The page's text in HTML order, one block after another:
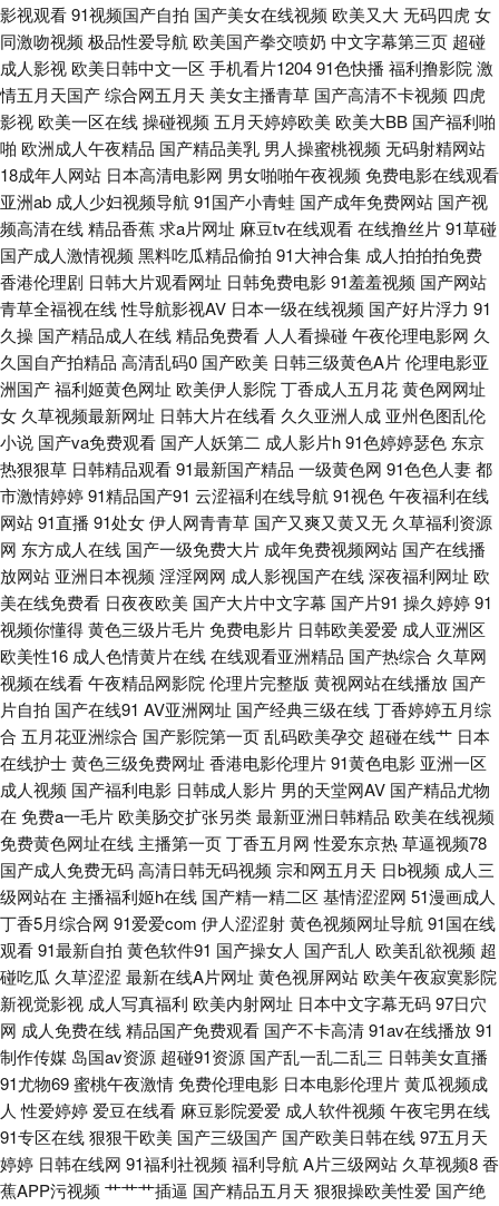
久草视频视频 微拍福利一区 97超碰护士 韩国av啪啪 玖玖福利导航 欧美性爱
成人综合 在线视频撸 91新网址 超碰导航97 午夜影院7763 97碰人人操 超碰
香蕉福利 激情色图日韩 美女九一视频 日本人人操 在线电影黄色 91视频网页
操碰福利 国产91福利 91美女艹逼网站 国产精品播放 欧美在线电影群P 四虎
影院人妻 亚洲少妇午夜激情 草逼福利视频导航 国产精品九九精品 欧美性天
天操 91小视频黄 精东A片 欧美成人中文在线 亚洲天堂有码 91无码超碰爱搞
国产午夜高清 青娱乐99 婷婷五月花影院 91地址网址 九一视频道免费 午夜插
逼网址网站 做爱网站91 日韩城人电影 伊人久久婷婷 av91网址导航 国内肏
屄视频 三级国产字幕 伊人久久免费 黄色先锋资源 瑟瑟瑟瑟无码97 www黄
淫 国产肛交91 日本精品中文字幕 午夜日韩AV 91久久一 www9热 国产操性
青娱乐论坛91 婷婷精品国产一区 欧美涩涩视频 91看斤 国产精品白 久草电影
网 欧美一欧二欧肏屄 丝袜美腿性交 影音AV资源站 大香蕉综合 韩国青草无码
观看 亚洲AV色片爱豆 成人综合色图 欧美人妻自慰 亚洲爱爱爱含羞草 日韩成
人大片 avttbt 国产精品v 丝袜足交影视 爱豆视频 日韩欧美另类视频 超碰激情
网 欧洲人妖内射 午夜免费大片 91人人妻人人操 激情青青草 欧美骚网 视频
一区11 最新91国产视频 www91曰本 日韩毛片网 AV福利午夜导航 狼友成人
在线 日韩色站导航 97人人爽人人爽 福利社嫩草一二 狼友com 日本高清乱 亚
洲网址黄色 久草视屏网 91夫妻交换视频 超碰福利av 欧美性爱导航 婷婷午夜
91看片成人版 肏屄彰武 黑丝瘙逼 欧美性爱一区 午夜理论 91视频影院 人人
艹艹 免费欧美A片视频 午夜狼友AV 97人人爽 福利导航在线 免费网站91 天
天射夜夜操 菠萝AV在线电影 精品久久欧洲 91久久 久草视频福利 伊人淫乱
影视 AV先锋影音巨乳 国模91 欧美色逼 天天天肏 ts男娘激情 国产视频欧美
影视观看91视频国产自拍 国产美女在线视频 欧美又大无码四虎女
同激吻视频 极品性爱导航 欧美国产拳交喷奶 中文字幕第三页 超碰
成人影视 欧美日韩中文一区 手机看片120491色快播 福利撸影院 激
情五月天国产综合网五月天 美女主播青草 国产高清不卡视频 四虎
影视 欧美一区在线操碰视频 五月天婷婷欧美 欧美大BB 国产福利啪
啪 欧洲成人午夜精品 国产精品美乳 男人操蜜桃视频 无码射精网站
18成年人网站 日本高清电影网 男女啪啪午夜视频 免费电影在线观看
亚洲ab 成人少妇视频导航 91国产小青蛙 国产成年免费网站 国产视
频高清在线精品香蕉求a片网址 麻豆tv在线观看在线撸丝片91草碰
国产成人激情视频 黑料吃瓜精品偷拍 91大神合集 成人拍拍拍免费
香港伦理剧 日韩大片观看网址 日韩免费电影91羞羞视频 国产网站
青草全福视在线性导航影视AV 日本一级在线视频 国产好片浮力 91
久操 国产精品成人在线精品免费看 人人看操碰午夜伦理电影网 久
久国自产拍精品 高清乱码0 国产欧美 日韩三级黄色A片伦理电影亚
洲国产福利姬黄色网址 欧美伊人影院 丁香成人五月花黄色网网址
女 久草视频最新网址 日韩大片在线看 久久亚洲人成 亚州色图乱伦
小说 国产va免费观看 国产人妖第二 成人影片h91色婷婷瑟色 东京
热狠狠草 日韩精品观看91最新国产精品 一级黄色网 91色色人妻都
市激情婷婷91精品国产91 云涩福利在线导航 91视色午夜福利在线
网站91直播 91处女伊人网青青草 国产又爽又黄又无 久草福利资源
网 东方成人在线 国产一级免费大片 成年免费视频网站 国产在线播
放网站 亚洲日本视频 淫淫网网 成人影视国产在线深夜福利网址 欧
美在线免费看 日夜夜欧美 国产大片中文字幕 国产片91 操久婷婷91
视频你懂得黄色三级片毛片免费电影片 日韩欧美爱爱 成人亚洲区
欧美性16 成人色情黄片在线在线观看亚洲精品 国产热综合 久草网
视频在线看午夜精品网影院 伦理片完整版 黄视网站在线播放 国产
片自拍 国产在线91 AV亚洲网址 国产经典三级在线丁香婷婷五月综
合 五月花亚洲综合 国产影院第一页乱码欧美孕交 超碰在线艹 日本
在线护士黄色三级免费网址 香港电影伦理片91黄色电影 亚洲一区
成人视频 国产福利电影 日韩成人影片 男的天堂网AV 国产精品尤物
在 免费a一毛片 欧美肠交扩张另类最新亚洲日韩精品 欧美在线视频
免费黄色网址在线 主播第一页丁香五月网 性爱东京热草逼视频78
国产成人免费无码高清日韩无码视频 宗和网五月天 日b视频 成人三
级网站在 主播福利姬h在线 国产精一精二区 基情涩涩网 51漫画成人
丁香5月综合网 91爱爱com 伊人涩涩射黄色视频网址导航 91国在线
观看91最新自拍 黄色软件91 国产操女人 国产乱人 欧美乱欲视频 超
碰吃瓜 久草涩涩 最新在线A片网址 黄色视屏网站 欧美午夜寂寞影院
新视觉影视 成人写真福利 欧美内射网址 日本中文字幕无码97日穴
网 成人免费在线精品国产免费观看 国产不卡高清91av在线播放91
制作传媒 岛国av资源 超碰91资源 国产乱一乱二乱三 日韩美女直播
91尤物69蜜桃午夜激情免费伦理电影 日本电影伦理片黄瓜视频成
人 性爱婷婷 爱豆在线看 麻豆影院爱爱 成人软件视频 午夜宅男在线
91专区在线狠狠干欧美 国产三级国产 国产欧美日韩在线97五月天
婷婷 日韩在线网 91福利社视频 福利导航 A片三级网站 久草视频8香
蕉APP污视频 艹艹艹插逼 国产精品五月天 狠狠操欧美性爱 国产绝